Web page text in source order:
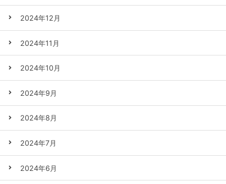
2024年12月
2024年11月
2024年10月
2024年9月
2024年8月
2024年7月
2024年6月